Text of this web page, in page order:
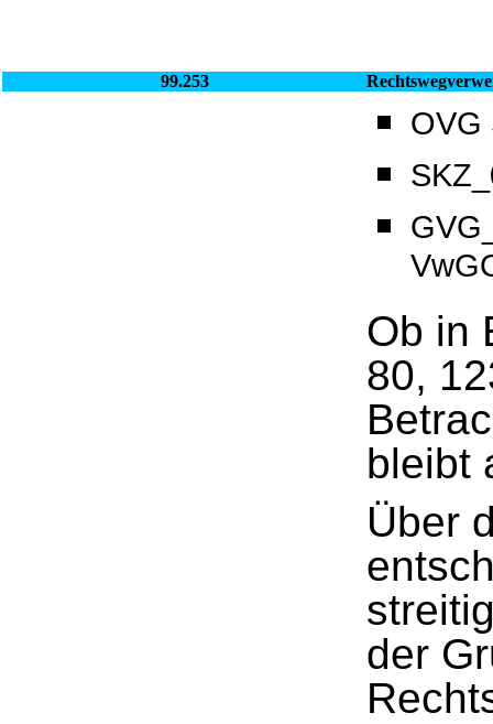
99.253
OVG
Ob in
80,
bleibt
Über
der